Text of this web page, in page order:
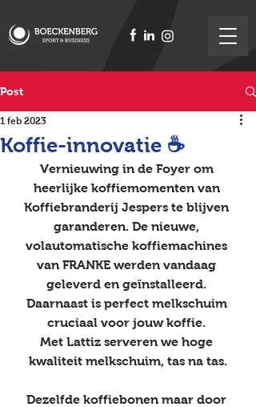
Post
Koffie-innovatie ☕️
1 feb 2023
Vernieuwing in de Foyer om
heerlijke koffiemomenten van
Koffiebranderij Jespers te blijven
garanderen. De nieuwe,
volautomatische koffiemachines
van FRANKE werden vandaag
geleverd en geïnstalleerd.
Daarnaast is perfect melkschuim
cruciaal voor jouw koffie.
Met Lattiz serveren we hoge
kwaliteit melkschuim, tas na tas.
Dezelfde koffiebonen maar door